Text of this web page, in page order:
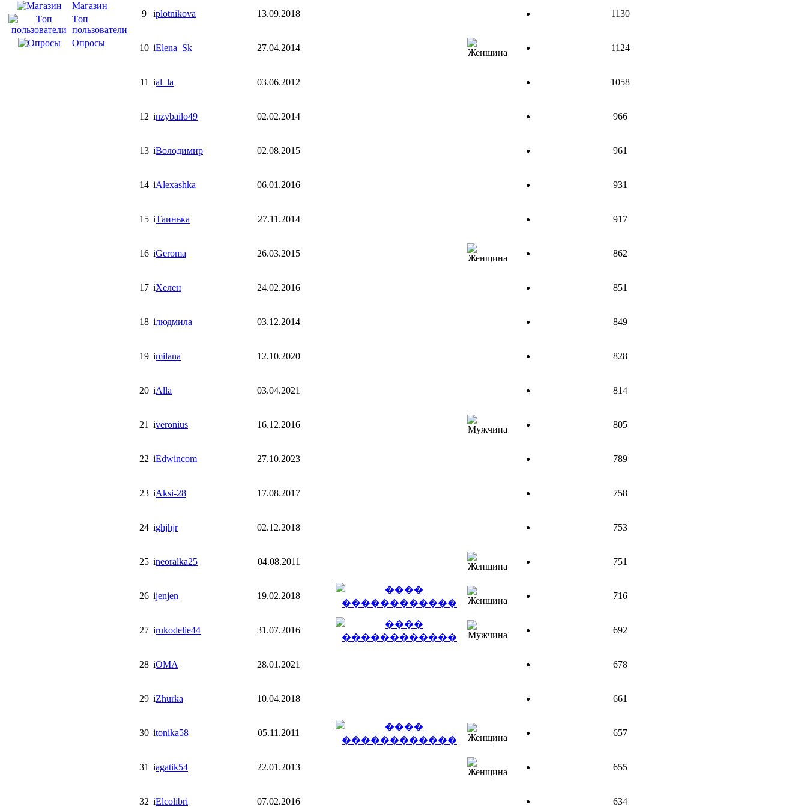
Магазин
Tоп
пользователи
Опросы
9 iplotnikova 13.09.2018 1130
10 iElena_Sk 27.04.2014 1124
11 ial_la 03.06.2012 1058
12 inzybailo49 02.02.2014 966
13 iВолодимир 02.08.2015 961
14 iAlexashka 06.01.2016 931
15 iТаинька 27.11.2014 917
16 iGeroma 26.03.2015 862
17 iХелен 24.02.2016 851
18 iлюдмила 03.12.2014 849
19 imilana 12.10.2020 828
20 iAlla 03.04.2021 814
21 iveronius 16.12.2016 805
22 iEdwincom 27.10.2023 789
23 iAksi-28 17.08.2017 758
24 ighjhjr 02.12.2018 753
25 ineoralka25 04.08.2011 751
26 ijenjen 19.02.2018 716
27 irukodelie44 31.07.2016 692
28 iOMA 28.01.2021 678
29 iZhurka 10.04.2018 661
30 itonika58 05.11.2011 657
31 iagatik54 22.01.2013 655
32 iElcolibri 07.02.2016 634